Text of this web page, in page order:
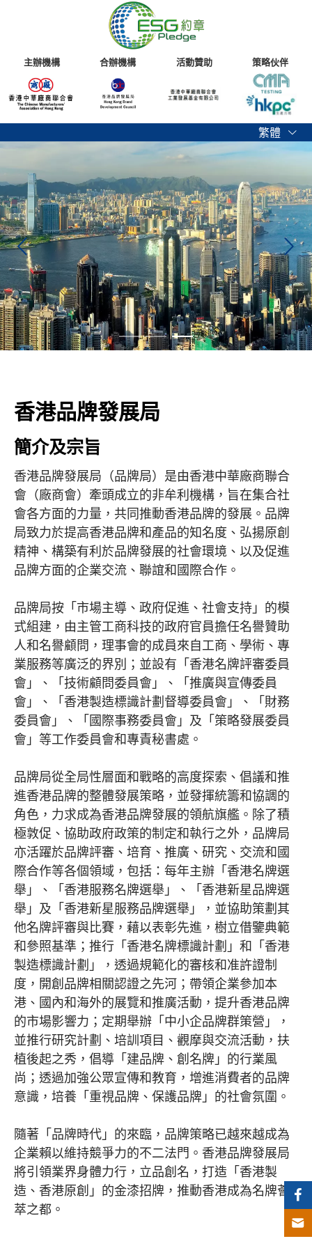
主辦機構 合辦機構 活動贊助 策略伙伴
繁體
香港品牌發展局
簡介及宗旨
香港品牌發展局（品牌局）是由香港中華廠商聯合
會（廠商會）牽頭成立的非牟利機構，旨在集合社
會各方面的力量，共同推動香港品牌的發展。品牌
局致力於提高香港品牌和產品的知名度、弘揚原創
精神、構築有利於品牌發展的社會環境、以及促進
品牌方面的企業交流、聯誼和國際合作。
品牌局按「市場主導、政府促進、社會支持」的模
式組建，由主管工商科技的政府官員擔任名譽贊助
人和名譽顧問，理事會的成員來自工商、學術、專
業服務等廣泛的界別；並設有「香港名牌評審委員
會」、「技術顧問委員會」、「推廣與宣傳委員
會」、「香港製造標識計劃督導委員會」、「財務
委員會」、「國際事務委員會」及「策略發展委員
會」等工作委員會和專責秘書處。
品牌局從全局性層面和戰略的高度探索、倡議和推
進香港品牌的整體發展策略，並發揮統籌和協調的
角色，力求成為香港品牌發展的領航旗艦。除了積
極敦促、協助政府政策的制定和執行之外，品牌局
亦活躍於品牌評審、培育、推廣、研究、交流和國
際合作等各個領域，包括：每年主辦「香港名牌選
舉」、「香港服務名牌選舉」、「香港新星品牌選
舉」及「香港新星服務品牌選舉」，並協助策劃其
他名牌評審與比賽，藉以表彰先進，樹立借鑒典範
和參照基準；推行「香港名牌標識計劃」和「香港
製造標識計劃」，透過規範化的審核和准許證制
度，開創品牌相關認證之先河；帶領企業參加本
港、國內和海外的展覽和推廣活動，提升香港品牌
的市場影響力；定期舉辦「中小企品牌群策營」，
並推行研究計劃、培訓項目、觀摩與交流活動，扶
植後起之秀，倡導「建品牌、創名牌」的行業風
尚；透過加強公眾宣傳和教育，增進消費者的品牌
意識，培養「重視品牌、保護品牌」的社會氛圍。
隨著「品牌時代」的來臨，品牌策略已越來越成為
企業賴以維持競爭力的不二法門。香港品牌發展局
將引領業界身體力行，立品創名，打造「香港製
造、香港原創」的金漆招牌，推動香港成為名牌薈
萃之都。